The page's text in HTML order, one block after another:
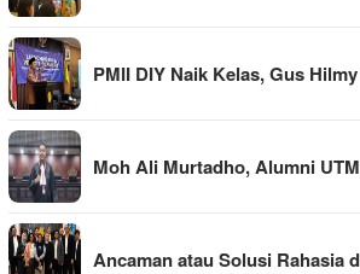
PMII DIY Naik Kelas, Gus
Moh Ali Murtadho, Alumni
Ancaman atau Solusi Rahasia